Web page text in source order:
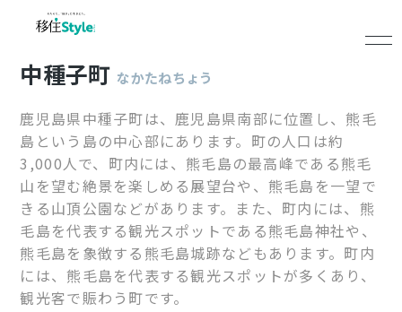
中種子町 なかたねちょう
鹿児島県中種子町は、鹿児島県南部に位置し、熊毛
島という島の中心部にあります。町の人口は約
3,000人で、町内には、熊毛島の最高峰である熊毛
山を望む絶景を楽しめる展望台や、熊毛島を一望で
きる山頂公園などがあります。また、町内には、熊
毛島を代表する観光スポットである熊毛島神社や、
熊毛島を象徴する熊毛島城跡などもあります。町内
には、熊毛島を代表する観光スポットが多くあり、
観光客で賑わう町です。